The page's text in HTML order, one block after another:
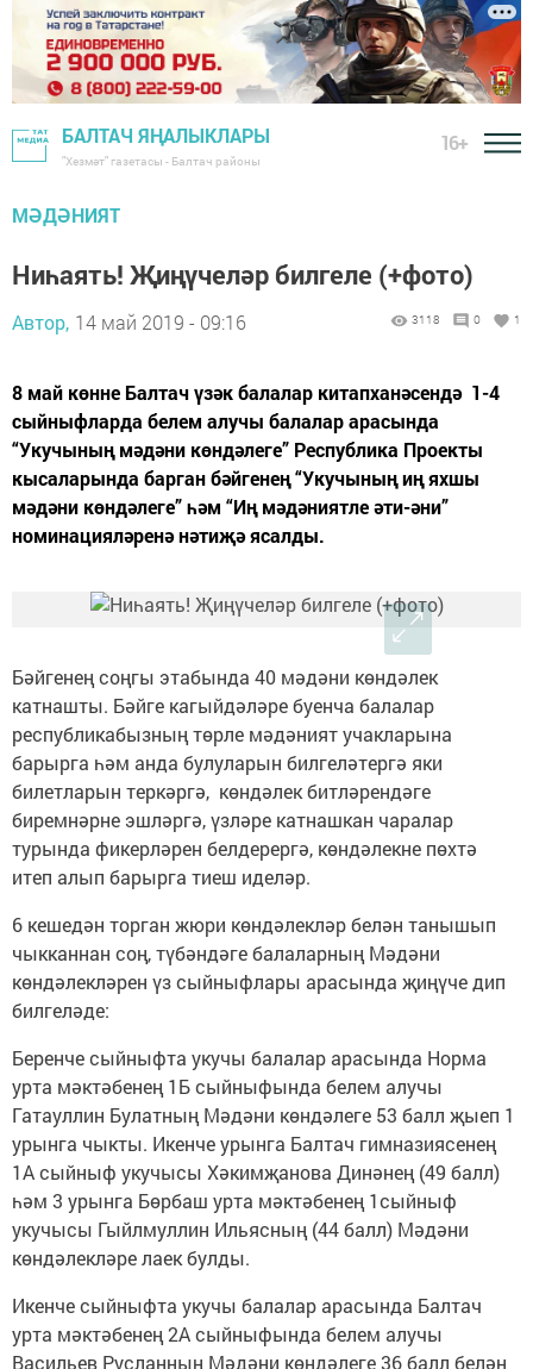
БАЛТАЧ ЯҢАЛЫКЛАРЫ
"Хезмәт" газетасы - Балтач районы
16+
МӘДӘНИЯТ
Ниһаять! Җиңүчеләр билгеле (+фото)
Автор, 14 май 2019 - 09:16 3118 0 1
8 май көнне Балтач үзәк балалар китапханәсендә 1-4
сыйныфларда белем алучы балалар арасында
“Укучының мәдәни көндәлеге” Республика Проекты
кысаларында барган бәйгенең “Укучының иң яхшы
мәдәни көндәлеге” һәм “Иң мәдәниятле әти-әни”
номинацияләренә нәтиҗә ясалды.
Бәйгенең соңгы этабында 40 мәдәни көндәлек
катнашты. Бәйге кагыйдәләре буенча балалар
республикабызның төрле мәдәният учакларына
барырга һәм анда булуларын билгеләтергә яки
билетларын теркәргә, көндәлек битләрендәге
биремнәрне эшләргә, үзләре катнашкан чаралар
турында фикерләрен белдерергә, көндәлекне пөхтә
итеп алып барырга тиеш иделәр.
6 кешедән торган жюри көндәлекләр белән танышып
чыкканнан соң, түбәндәге балаларның Мәдәни
көндәлекләрен үз сыйныфлары арасында җиңүче дип
билгеләде:
Беренче сыйныфта укучы балалар арасында Норма
урта мәктәбенең 1Б сыйныфында белем алучы
Гатауллин Булатның Мәдәни көндәлеге 53 балл җыеп 1
урынга чыкты. Икенче урынга Балтач гимназиясенең
1А сыйныф укучысы Хәкимҗанова Динәнең (49 балл)
һәм 3 урынга Бөрбаш урта мәктәбенең 1сыйныф
укучысы Гыйлмуллин Ильясның (44 балл) Мәдәни
көндәлекләре лаек булды.
Икенче сыйныфта укучы балалар арасында Балтач
урта мәктәбенең 2А сыйныфында белем алучы
Васильев Русланның Мәдәни көндәлеге 36 балл белән